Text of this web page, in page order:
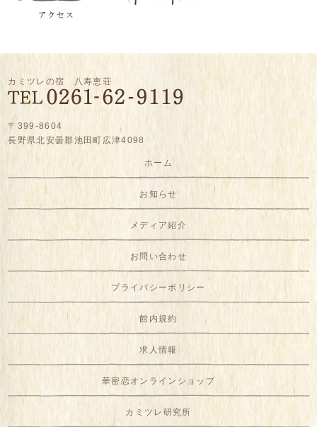
カミツレの宿 八寿恵荘
〒399-8604
長野県北安曇郡池田町広津4098
ホーム
お知らせ
メディア紹介
お問い合わせ
プライバシーポリシー
館内規約
求人情報
華密恋オンラインショップ
カミツレ研究所